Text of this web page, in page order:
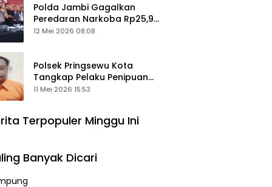
Polda Jambi Gagalkan
Peredaran Narkoba Rp25,9
Miliar, Empat Tersangka
12 Mei 2026 08:08
Polsek Pringsewu Kota
Tangkap Pelaku Penipuan
Mobil, Sempat Kabur ke Jambi
11 Mei 2026 15:53
Terpopuler Minggu Ini
Banyak Dicari